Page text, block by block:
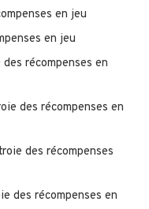
en jeu
en jeu
récompenses en
des récompenses en
des récompenses
des récompenses en